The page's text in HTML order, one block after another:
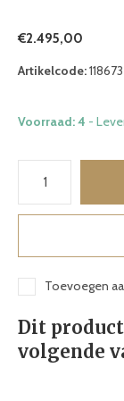
€2.495,00
Artikelcode:118673
Voorraad: 4 -
Toevoegen
Dit
volgende